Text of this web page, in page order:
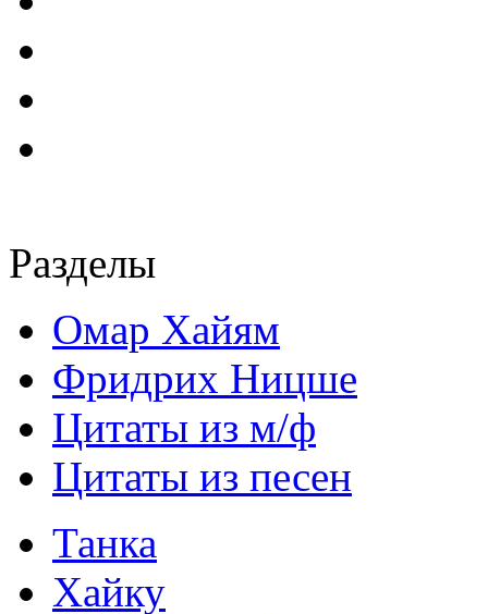
Разделы
Омар Хайям
Фридрих Ницше
Цитаты из м/ф
Цитаты из песен
Танка
Хайку